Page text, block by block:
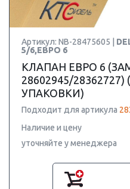
Артикул: NB-28475605 |
5/6,ЕВРО 6
КЛАПАН ЕВРО 6
28602945/
УПАКОВКИ)
Подходит для артикула
Наличие и цену
уточняйте у менеджера